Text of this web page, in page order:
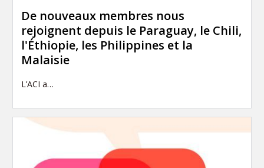
De nouveaux membres nous
rejoignent depuis le Paraguay, le Chili,
l'Éthiopie, les Philippines et la
Malaisie
L’ACI a…